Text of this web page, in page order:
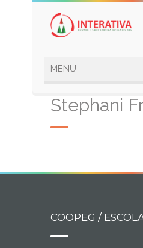
Stephani
COOPEG /